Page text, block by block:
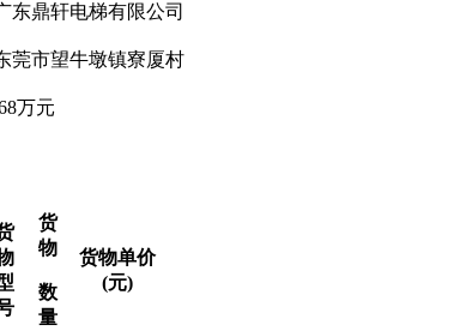
东鼎轩电梯有限公司
莞市望牛墩镇寮厦村
万元
货
物
数
量
货物单价
(元)